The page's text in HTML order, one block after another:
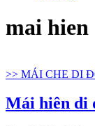
mai
>> MÁI CHE DI
Mái hiên di